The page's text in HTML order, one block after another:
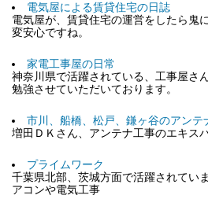
電気屋による賃貸住宅の日誌
電気屋が、賃貸住宅の運営をしたら鬼
変安心ですね。
家電工事屋の日常
神奈川県で活躍されている、工事屋さ
勉強させていただいております。
市川、船橋、松戸、鎌ヶ谷のアンテ
増田ＤＫさん、アンテナ工事のエキス
プライムワーク
千葉県北部、茨城方面で活躍されて
アコンや電気工事